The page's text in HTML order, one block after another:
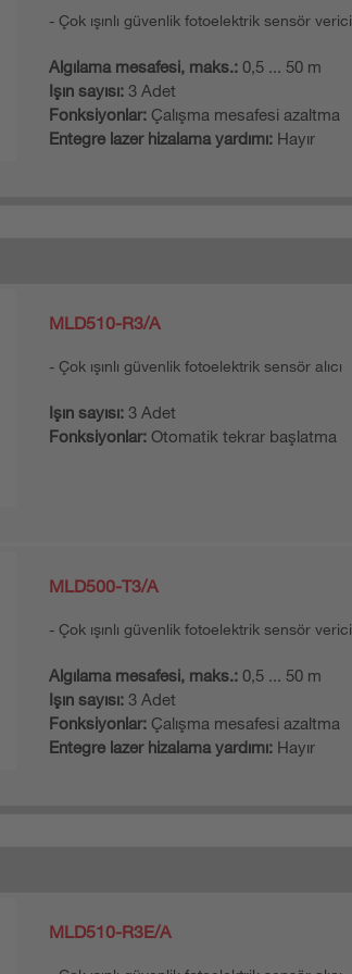
Çok ışınlı güvenlik fotoelektrik sensör verici
Algılama mesafesi, maks.: 0,5 ... 50 m
Işın sayısı: 3 Adet
Fonksiyonlar: Çalışma mesafesi azaltma
Entegre lazer hizalama yardımı: Hayır
MLD510-R3/A
Çok ışınlı güvenlik fotoelektrik sensör alıcı
Işın sayısı: 3 Adet
Fonksiyonlar: Otomatik tekrar başlatma
MLD500-T3/A
Çok ışınlı güvenlik fotoelektrik sensör verici
Algılama mesafesi, maks.: 0,5 ... 50 m
Işın sayısı: 3 Adet
Fonksiyonlar: Çalışma mesafesi azaltma
Entegre lazer hizalama yardımı: Hayır
MLD510-R3E/A